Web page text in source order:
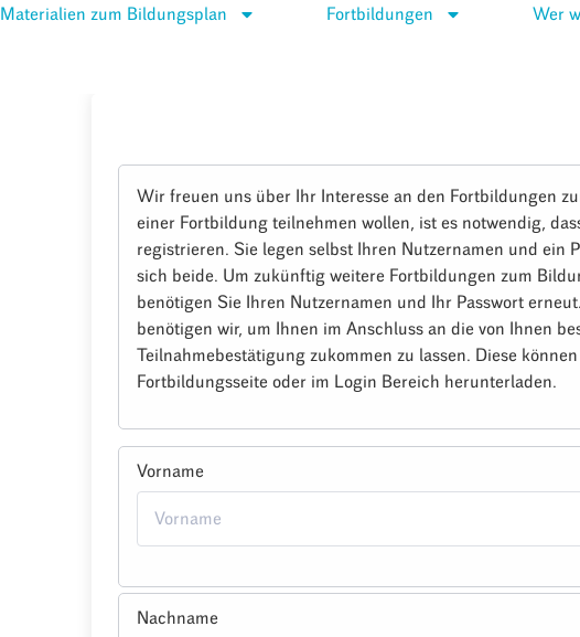
Materialien zum Bildungsplan Fortbildungen Wer
Wir freuen uns über Ihr Interesse an den Fortbildungen
einer Fortbildung teilnehmen wollen, ist es notwendig,
registrieren. Sie legen selbst Ihren Nutzernamen und ein
sich beide. Um zukünftig weitere Fortbildungen zum
benötigen Sie Ihren Nutzernamen und Ihr Passwort
benötigen wir, um Ihnen im Anschluss an die von Ihnen
Teilnahmebestätigung zukommen zu lassen. Diese
Fortbildungsseite oder im Login Bereich herunterladen.
Vorname
Nachname